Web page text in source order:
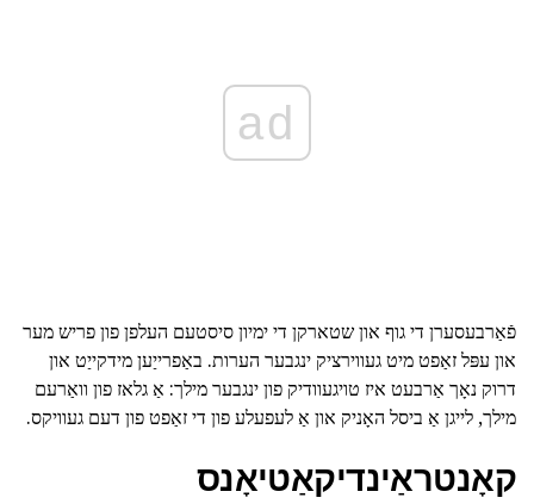
ad
פֿאַרבעסערן די גוף און שטארקן די ימיון סיסטעם העלפן פון פריש מער
און עפּל זאַפט מיט געווירציק ינגבער הערות. באַפרייַען מידקייַט און
דרוק נאָך אַרבעט איז טויגעוודיק פון ינגבער מילך: אַ גלאז פון וואַרעם
מילך, לייגן אַ ביסל האָניק און אַ לעפעלע פון די זאַפט פון דעם געוויקס.
קאָנטראַינדיקאַטיאָנס